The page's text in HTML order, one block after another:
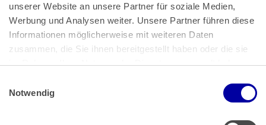
unserer Website an unsere Partner für soziale Medien,
Werbung und Analysen weiter. Unsere Partner führen diese
Informationen möglicherweise mit weiteren Daten
zusammen, die Sie ihnen bereitgestellt haben oder die sie
im Rahmen Ihrer Nutzung der Dienste gesammelt haben.
Impressum
Notwendig
Bundeskanzlerplatz 2
53113 Bonn
Pressemitteilungen|AGB
Impressum|Datenschutz